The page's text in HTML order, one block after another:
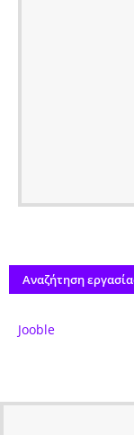
Αναζήτηση
Jooble